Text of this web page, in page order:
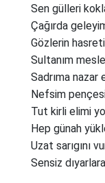
Sen gülleri
Çağırda
Gözlerin
Sultanım
Sadrıma
Nefsim
Tut kirli elimi
Hep günah
Uzat sarıgını
Sensiz